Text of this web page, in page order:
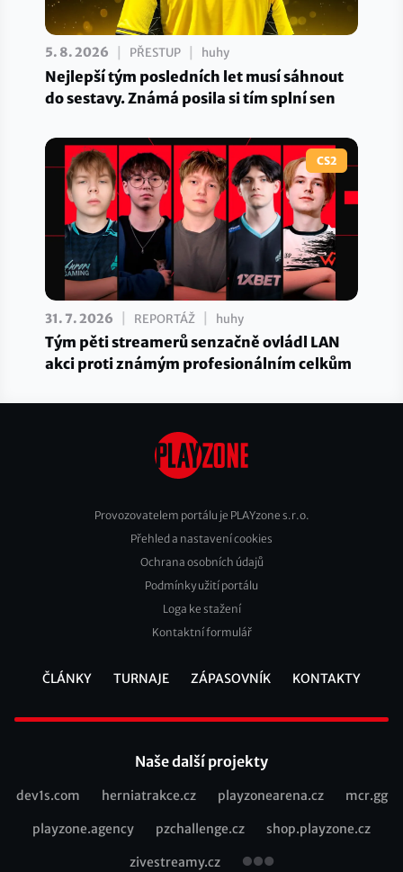
5. 8. 2026 PŘESTUP huhy
Nejlepší tým posledních let musí sáhnout
do sestavy. Známá posila si tím splní sen
CS2
31. 7. 2026 REPORTÁŽ huhy
Tým pěti streamerů senzačně ovládl LAN
akci proti známým profesionálním celkům
Footer
Provozovatelem portálu je PLAYzone s.r.o.
Přehled a nastavení cookies
Ochrana osobních údajů
Podmínky užití portálu
Loga ke stažení
Kontaktní formulář
ČLÁNKY TURNAJE ZÁPASOVNÍK KONTAKTY
Naše další projekty
Recommended
dev1s.com herniatrakce.cz playzonearena.cz mcr.gg
playzone.agency pzchallenge.cz shop.playzone.cz
zivestreamy.cz